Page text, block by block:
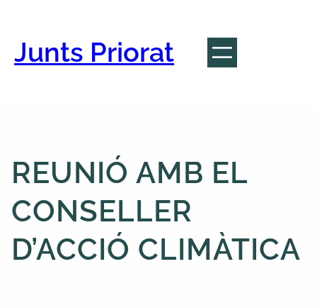
contingut
Junts Priorat
REUNIÓ AMB EL
CONSELLER
D’ACCIÓ CLIMÀTICA